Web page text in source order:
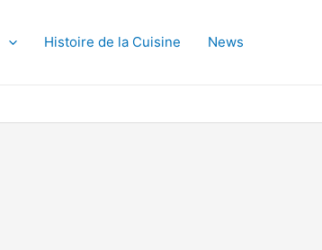
Histoire de la Cuisine News